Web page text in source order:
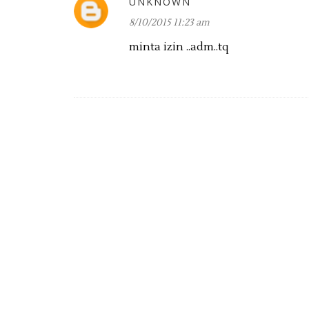
8/10/2015 11:23 am
minta izin ..adm..tq